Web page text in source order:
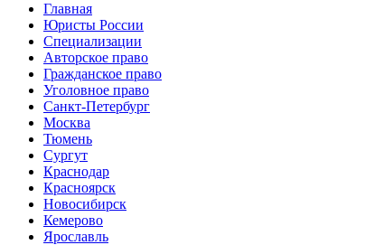
Главная
Юристы России
Специализации
Авторское право
Гражданское право
Уголовное право
Санкт-Петербург
Москва
Тюмень
Сургут
Краснодар
Красноярск
Новосибирск
Кемерово
Ярославль